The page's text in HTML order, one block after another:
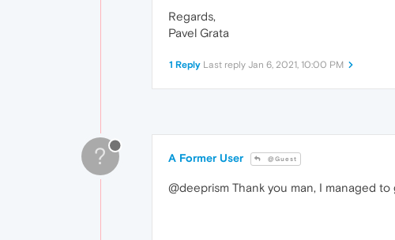
Regards,
Pavel Grata
1 Reply Last reply Jan 6, 2021, 10:00 PM
? A Former User @Guest
@deeprism Thank you man, I managed